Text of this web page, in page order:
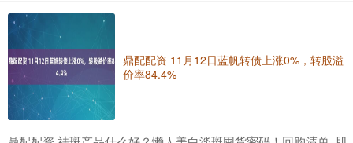
鼎配配资 11月12日蓝帆转债上涨0%，转股溢
价率84.4%